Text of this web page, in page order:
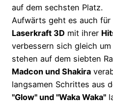
auf dem sechsten Platz.
Aufwärts geht es auch für
Laserkraft 3D mit ihrer
verbessern sich gleich
stehen auf dem siebten
Madcon und Shakira
langsamen Schrittes aus
"Glow" und "Waka Waka"